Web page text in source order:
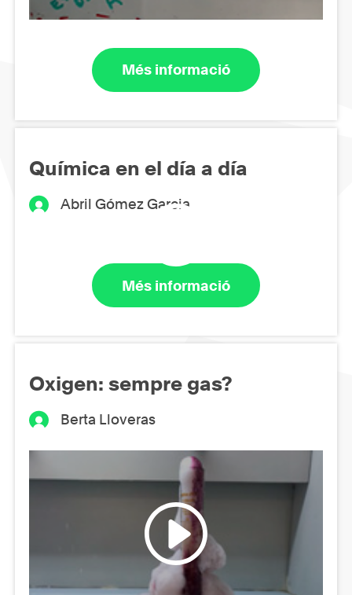
Més informació
Química en el día a día
Abril Gómez Garcia
Més informació
Oxigen: sempre gas?
Berta Lloveras